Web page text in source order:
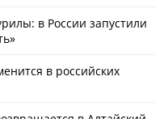
в России запустили
в российских